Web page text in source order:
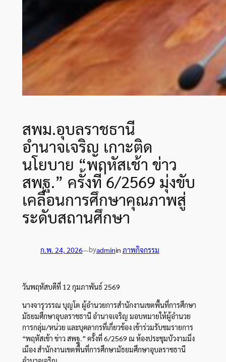
สพม.อุบลราชธานี
อำนาจเจริญ เกาะติด
นโยบาย “พฤหัสเช้า ข่าว
สพฐ.” ครั้งที่ 6/2569 มุ่งขับ
เคลื่อนการศึกษาคุณภาพสู่
ระดับสถานศึกษา
ก.พ. 24, 2026—byadminin ภาพกิจกรรม
วันพฤหัสบดีที่ 12 กุมภาพันธ์ 2569
นางจารุวรรณ บุญโต ผู้อำนวยการสำนักงานเขตพื้นที่การศึกษา
มัธยมศึกษาอุบลราชธานี อำนาจเจริญ มอบหมายให้ผู้อำนวย
การกลุ่ม/หน่วย และบุคลากรที่เกี่ยวข้อง เข้าร่วมรับชมรายการ
“พฤหัสเช้า ข่าว สพฐ.” ครั้งที่ 6/2569 ณ ห้องประชุมบัวงามมิ่ง
เมือง สำนักงานเขตพื้นที่การศึกษามัธยมศึกษาอุบลราชธานี